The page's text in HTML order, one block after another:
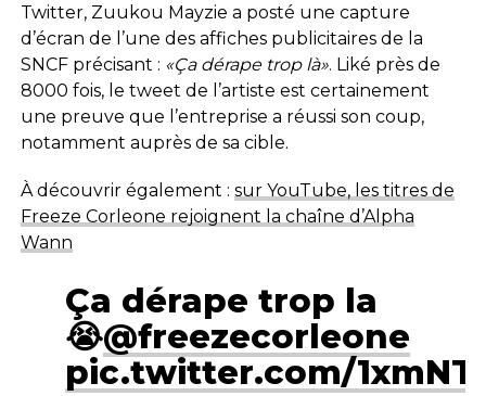
Twitter, Zuukou Mayzie a posté une capture
d’écran de l’une des affiches publicitaires de la
SNCF précisant : «Ça dérape trop là». Liké près de
8000 fois, le tweet de l’artiste est certainement
une preuve que l’entreprise a réussi son coup,
notamment auprès de sa cible.
À découvrir également : sur YouTube, les titres de
Freeze Corleone rejoignent la chaîne d’Alpha
Wann
Ça dérape trop la
😭@freezecorleone
pic.twitter.com/